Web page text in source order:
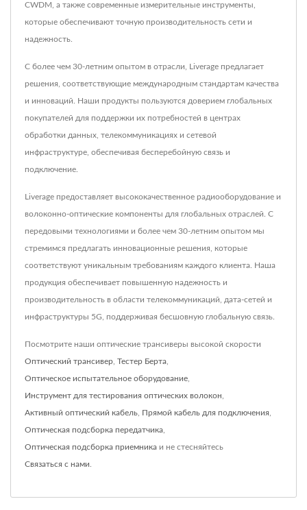
CWDM, а также современные измерительные инструменты,
которые обеспечивают точную производительность сети и
надежность.
С более чем 30-летним опытом в отрасли, Liverage предлагает
решения, соответствующие международным стандартам качества
и инноваций. Наши продукты пользуются доверием глобальных
покупателей для поддержки их потребностей в центрах
обработки данных, телекоммуникациях и сетевой
инфраструктуре, обеспечивая бесперебойную связь и
подключение.
Liverage предоставляет высококачественное радиооборудование и
волоконно-оптические компоненты для глобальных отраслей. С
передовыми технологиями и более чем 30-летним опытом мы
стремимся предлагать инновационные решения, которые
соответствуют уникальным требованиям каждого клиента. Наша
продукция обеспечивает повышенную надежность и
производительность в области телекоммуникаций, дата-сетей и
инфраструктуры 5G, поддерживая бесшовную глобальную связь.
Посмотрите наши оптические трансиверы высокой скорости
Оптический трансивер Тестер Берта
Оптическое испытательное оборудование
Инструмент для тестирования оптических волокон
Активный оптический кабель Прямой кабель для подключения
Оптическая подсборка передатчика
Оптическая подсборка приемника и не стесняйтесь
Связаться с нами